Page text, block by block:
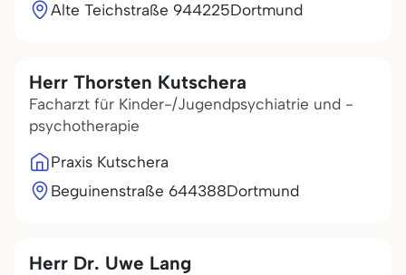
Alte Teichstraße 944225Dortmund
Herr Thorsten Kutschera
Facharzt für Kinder-/Jugendpsychiatrie und -
psychotherapie
Praxis Kutschera
Beguinenstraße 644388Dortmund
Herr Dr. Uwe Lang